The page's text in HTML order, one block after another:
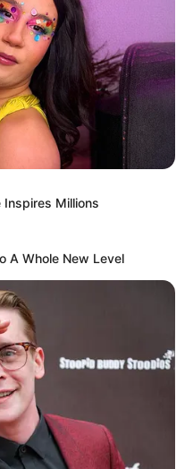
Inspires Millions
A Whole New Level